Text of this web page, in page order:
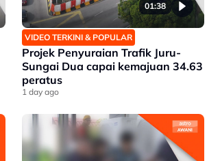
01:38
VIDEO TERKINI & POPULAR
Projek Penyuraian Trafik Juru-
Sungai Dua capai kemajuan 34.63
peratus
1 day ago